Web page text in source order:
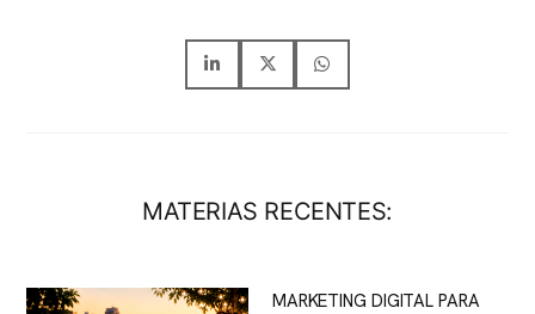
MATERIAS RECENTES:
MARKETING DIGITAL PARA